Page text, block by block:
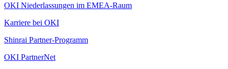
OKI Niederlassungen im EMEA-Raum
Karriere bei OKI
Shinrai Partner-Programm
OKI PartnerNet